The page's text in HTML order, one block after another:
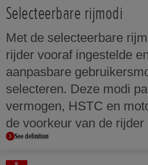
Selecteerbare rijmodi
Met de selecteerbare
rijder vooraf ingestelde
aanpasbare
selecteren. Deze modi
vermogen, HSTC en
de voorkeur van de rijder
rijomstandigheden aan.
See definition